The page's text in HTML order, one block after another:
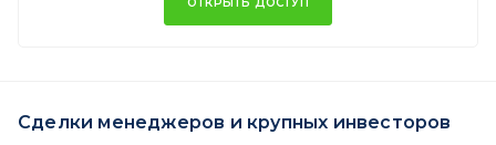
Сделки менеджеров и крупных инвесторов